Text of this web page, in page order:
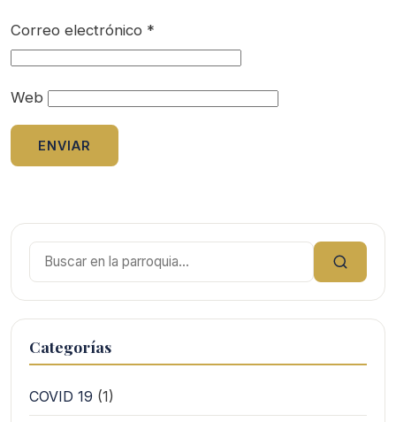
Correo electrónico *
Web
Buscar:
Categorías
COVID 19 (1)